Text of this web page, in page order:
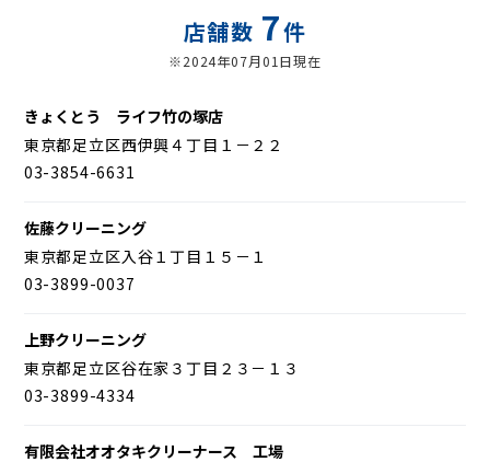
店舗数 7件
※2024年07月01日現在
きょくとう ライフ竹の塚店
東京都足立区西伊興４丁目１－２２
03-3854-6631
佐藤クリーニング
東京都足立区入谷１丁目１５－１
03-3899-0037
上野クリーニング
東京都足立区谷在家３丁目２３－１３
03-3899-4334
有限会社オオタキクリーナース 工場